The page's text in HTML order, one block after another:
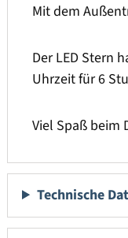
Mit dem
Der LED Stern
Uhrzeit für 6
Viel Spaß beim
Technische